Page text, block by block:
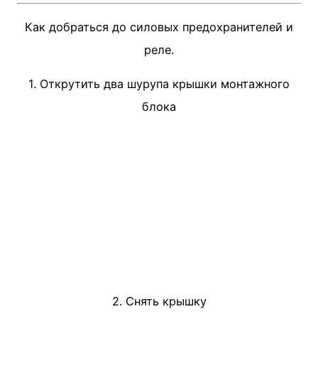
Как добраться до силовых предохранителей и
реле.
1. Открутить два шурупа крышки монтажного
блока
2. Снять крышку